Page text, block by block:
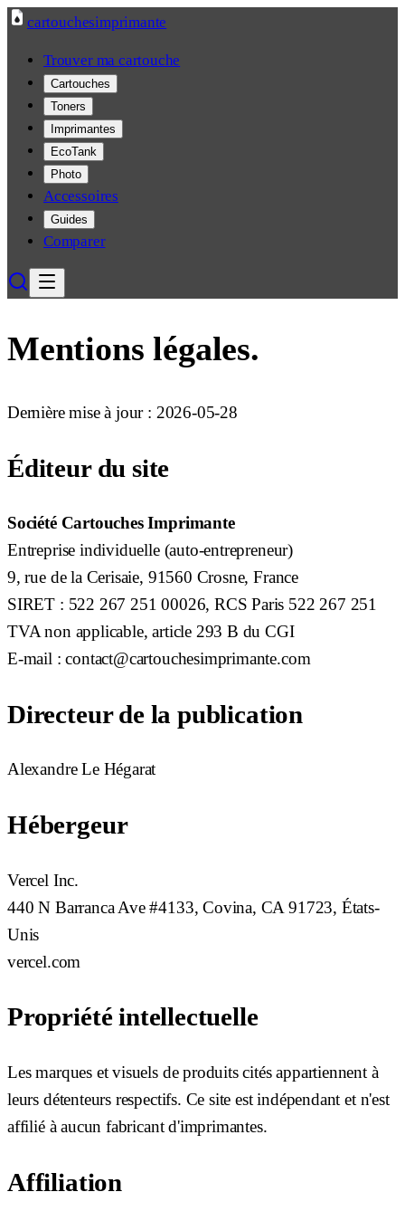
cartouchesimprimante
Trouver ma cartouche
Cartouches
Toners
Imprimantes
EcoTank
Photo
Accessoires
Guides
Comparer
Mentions légales.
Dernière mise à jour : 2026-05-28
Éditeur du site
Société Cartouches Imprimante
Entreprise individuelle (auto-entrepreneur)
9, rue de la Cerisaie, 91560 Crosne, France
SIRET : 522 267 251 00026, RCS Paris 522 267 251
TVA non applicable, article 293 B du CGI
E-mail :contact@cartouchesimprimante.com
Directeur de la publication
Alexandre Le Hégarat
Hébergeur
Vercel Inc.
440 N Barranca Ave #4133, Covina, CA 91723, États-
Unis
vercel.com
Propriété intellectuelle
Les marques et visuels de produits cités appartiennent à
leurs détenteurs respectifs. Ce site est indépendant et n'est
affilié à aucun fabricant d'imprimantes.
Affiliation